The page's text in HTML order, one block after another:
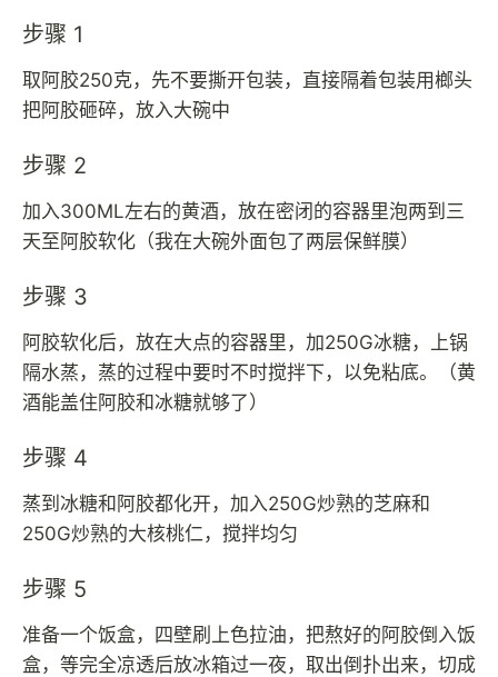
步骤 1
取阿胶250克，先不要撕开包装，直接隔着包装用榔头
把阿胶砸碎，放入大碗中
步骤 2
加入300ML左右的黄酒，放在密闭的容器里泡两到三
天至阿胶软化（我在大碗外面包了两层保鲜膜）
步骤 3
阿胶软化后，放在大点的容器里，加250G冰糖，上锅
隔水蒸，蒸的过程中要时不时搅拌下，以免粘底。（黄
酒能盖住阿胶和冰糖就够了）
步骤 4
蒸到冰糖和阿胶都化开，加入250G炒熟的芝麻和
250G炒熟的大核桃仁，搅拌均匀
步骤 5
准备一个饭盒，四壁刷上色拉油，把熬好的阿胶倒入饭
盒，等完全凉透后放冰箱过一夜，取出倒扑出来，切成